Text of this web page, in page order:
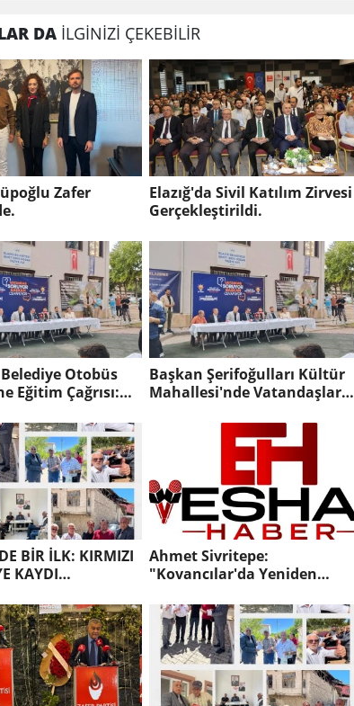
DA İLGİNİZİ ÇEKEBİLİR
Zafer
Elazığ'da Sivil Katılım Zirvesi
Gerçekleştirildi.
Belediye Otobüs
Eğitim Çağrısı:
Başkan Şerifoğulları Kültür
Mahallesi'nde Vatandaşlarla
Karşılık Buldu
BİR İLK: KIRMIZI
KAYDI
Ahmet Sivritepe:
"Kovancılar'da Yeniden
Seçim İstiyor"